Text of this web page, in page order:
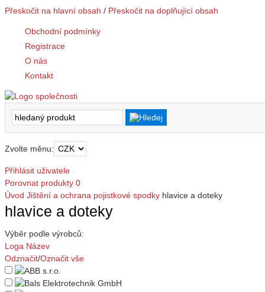
Přeskočit na hlavní obsah / Přeskočit na doplňující obsah
Obchodní podmínky
Registrace
O nás
Kontakt
Zvolte měnu:
Přihlásit uživatele
Porovnat produkty 0
Úvod Jištění a ochrana pojistkové spodky hlavice a doteky
hlavice a doteky
Výběr podle výrobců:
Loga Název
Odznačit/Označit vše